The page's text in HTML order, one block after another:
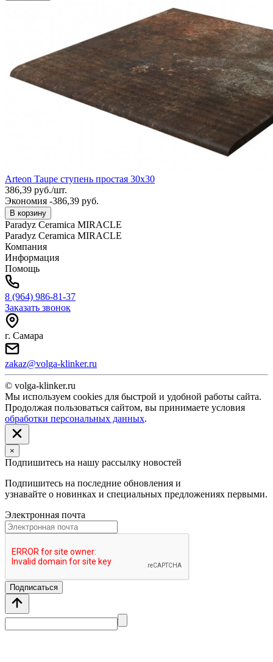
Arteon Taupe ступень простая 30x30
386,39 руб./шт.
Экономия -386,39 руб.
В корзину
Paradyz Ceramica MIRACLE
Paradyz Ceramica MIRACLE
Компания
Информация
Помощь
8 (964) 986-81-37
Заказать звонок
г. Самара
zakaz@volga-klinker.ru
© volga-klinker.ru
Мы используем cookies для быстрой и удобной работы сайта.
Продолжая пользоваться сайтом, вы принимаете условия
обработки персональных данных.
×
Подпишитесь на нашу рассылку новостей
Подпишитесь на последние обновления и
узнавайте о новинках и специальных предложениях первыми.
Электронная почта
Подписаться